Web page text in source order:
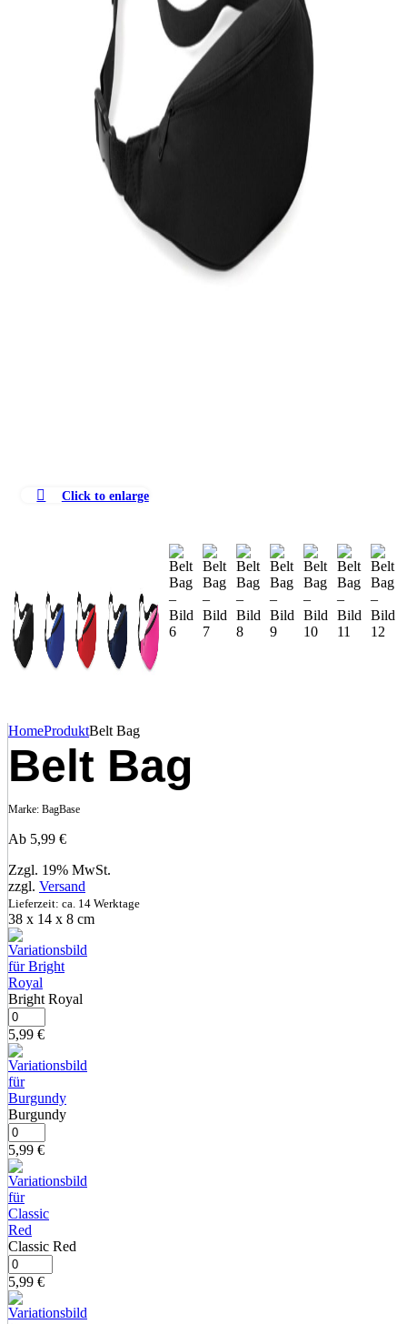
Click to enlarge
HomeProduktBelt Bag
Belt Bag
Marke: BagBase
Ab 5,99 €
Zzgl. 19% MwSt.
zzgl. Versand
Lieferzeit: ca. 14 Werktage
38 x 14 x 8 cm
Bright Royal
5,99 €
Burgundy
5,99 €
Classic Red
5,99 €